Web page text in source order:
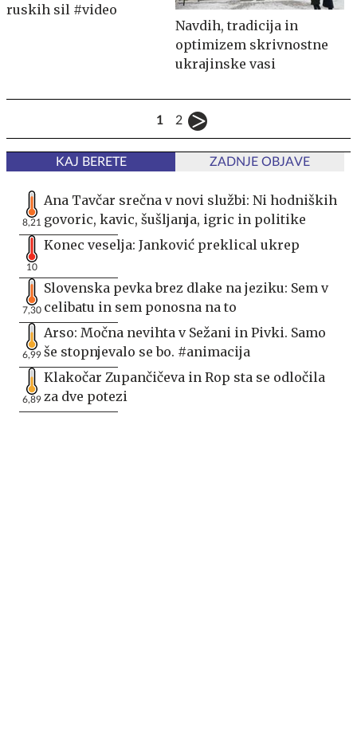
ruskih sil #video
Navdih, tradicija in
optimizem skrivnostne
ukrajinske vasi
1 2
KAJ BERETE ZADNJE OBJAVE
8,21
Ana Tavčar srečna v novi službi: Ni hodniških
govoric, kavic, šušljanja, igric in politike
10
Konec veselja: Janković preklical ukrep
7,30
Slovenska pevka brez dlake na jeziku: Sem v
celibatu in sem ponosna na to
6,99
Arso: Močna nevihta v Sežani in Pivki. Samo
še stopnjevalo se bo. #animacija
6,89
Klakočar Zupančičeva in Rop sta se odločila
za dve potezi